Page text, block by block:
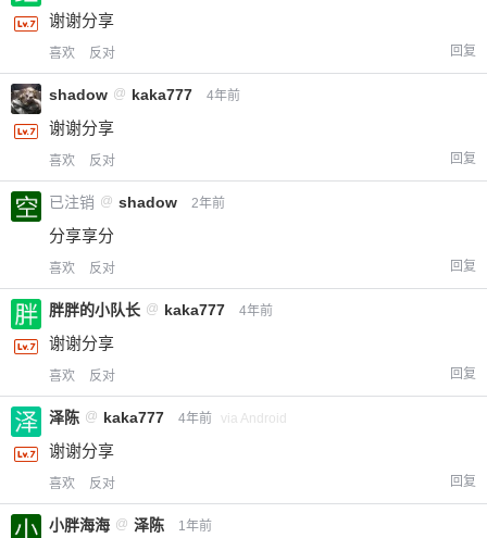
谢谢分享
喜欢 反对 回复
shadow @ kaka777 4年前
谢谢分享
喜欢 反对 回复
已注销 @ shadow 2年前
分享享分
喜欢 反对 回复
胖胖的小队长 @ kaka777 4年前
谢谢分享
喜欢 反对 回复
泽陈 @ kaka777 4年前 via Android
谢谢分享
喜欢 反对 回复
小胖海海 @ 泽陈 1年前